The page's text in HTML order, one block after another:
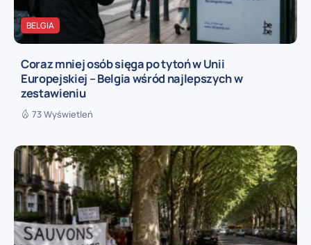
BELGIA
Coraz mniej osób sięga po tytoń w Unii
Europejskiej – Belgia wśród najlepszych w
zestawieniu
73 Wyświetleń